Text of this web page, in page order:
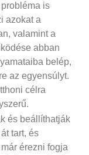
is
azokat a
valamint a
abban
belép,
az egyensúlyt.
célra
és beállíthatják
tart, és
érezni fogja